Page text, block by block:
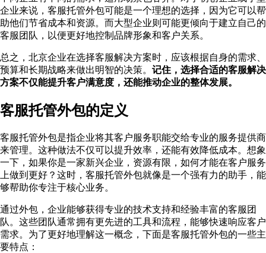
企业来说，客服托管外包可能是一个理想的选择，因为它可以帮
助他们节省成本和资源。而大型企业则可能更倾向于建立自己的
客服团队，以便更好地控制品牌形象和客户关系。
总之，北京企业在选择客服解决方案时，应该根据自身的需求、
预算和长期战略来做出明智的决策。 记住，选择合适的客服解决
方案不仅能提升客户满意度，还能推动企业的整体发展。
客服托管外包的定义
客服托管外包是指企业将其客户服务职能交给专业的服务提供商
来管理。这种做法不仅可以提升效率，还能有效降低成本。想象
一下，如果你是一家新兴企业，资源有限，如何才能在客户服务
上做到更好？这时，客服托管外包就像是一个强有力的助手，能
够帮助你专注于核心业务。
通过外包，企业能够获得专业的技术支持和经验丰富的客服团
队。这些团队通常拥有更先进的工具和流程，能够快速响应客户
需求。为了更好地理解这一概念，下面是客服托管外包的一些主
要特点：